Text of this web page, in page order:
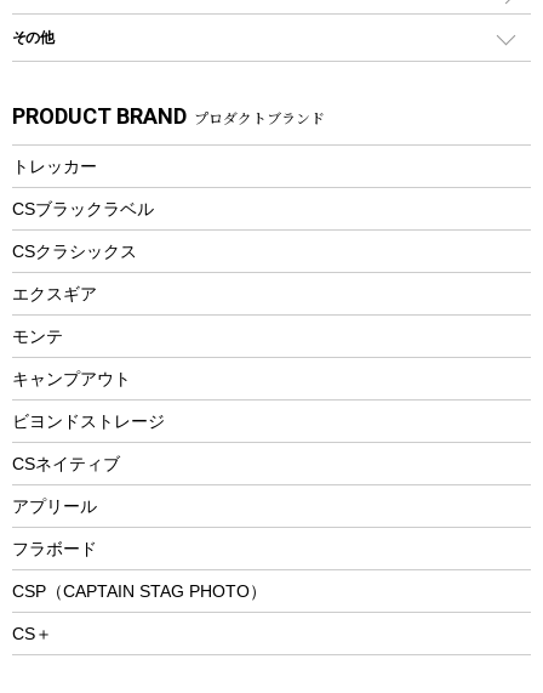
バーベキューツール
カトラリー
マグカップ、カップ
ステンレスボトル
フードボトル
トレー
ランチョンマット
ランチボックス
その他アウトドア雑貨
スプレー関係
ツール、他
パドル
ヘルメット
エアーポンプ
アクセサリー
シティサイクル
自転車ウェア
ラッシュガード
パラソル
フローティングベスト
ヘルメット
エアーポンプ
ビーチテント
ウィンター
スノーシュー
防寒ウェア
トレッキング
トレッキングアクセサリー
プレイグッズ
ウェルネス
その他
湯たんぽ
防災用品
PRODUCT BRAND プロダクトブランド
トレッカー
CSブラックラベル
CSクラシックス
エクスギア
モンテ
キャンプアウト
ビヨンドストレージ
CSネイティブ
アプリール
フラボード
CSP（CAPTAIN STAG PHOTO）
CS＋